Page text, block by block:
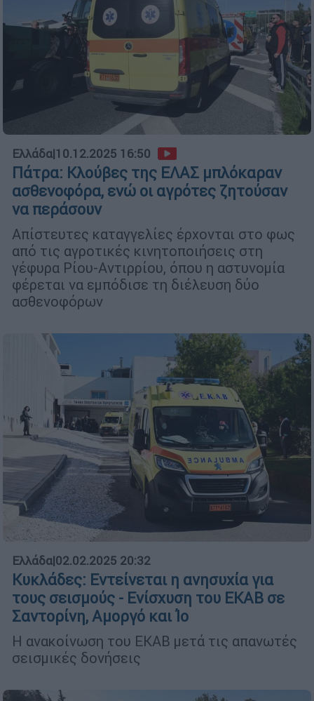
Ελλάδα|10.12.2025 16:50
Πάτρα: Κλούβες της ΕΛΑΣ μπλόκαραν
ασθενοφόρα, ενώ οι αγρότες ζητούσαν
να περάσουν
Απίστευτες καταγγελίες έρχονται στο φως
από τις αγροτικές κινητοποιήσεις στη
γέφυρα Ρίου-Αντιρρίου, όπου η αστυνομία
φέρεται να εμπόδισε τη διέλευση δύο
ασθενοφόρων
Ελλάδα|02.02.2025 20:32
Κυκλάδες: Εντείνεται η ανησυχία για
τους σεισμούς - Ενίσχυση του ΕΚΑΒ σε
Σαντορίνη, Αμοργό και Ίο
Η ανακοίνωση του ΕΚΑΒ μετά τις απανωτές
σεισμικές δονήσεις